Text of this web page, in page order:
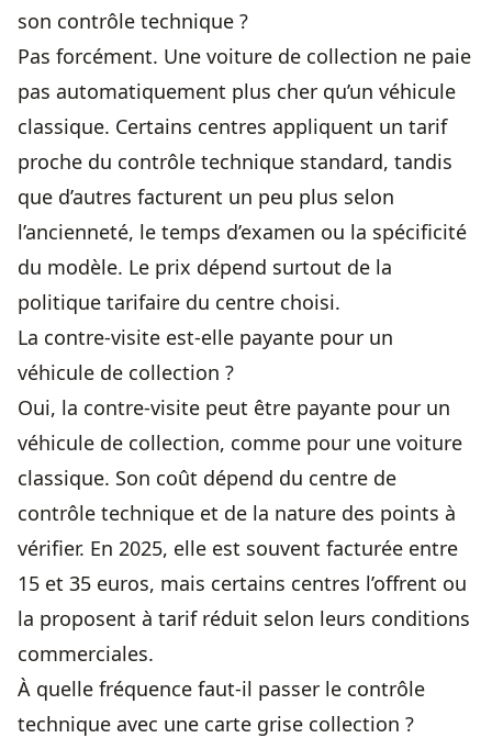
son contrôle technique ?
Pas forcément. Une voiture de collection ne paie
pas automatiquement plus cher qu’un véhicule
classique. Certains centres appliquent un tarif
proche du contrôle technique standard, tandis
que d’autres facturent un peu plus selon
l’ancienneté, le temps d’examen ou la spécificité
du modèle. Le prix dépend surtout de la
politique tarifaire du centre choisi.
La contre-visite est-elle payante pour un
véhicule de collection ?
Oui, la contre-visite peut être payante pour un
véhicule de collection, comme pour une voiture
classique. Son coût dépend du centre de
contrôle technique et de la nature des points à
vérifier. En 2025, elle est souvent facturée entre
15 et 35 euros, mais certains centres l’offrent ou
la proposent à tarif réduit selon leurs conditions
commerciales.
À quelle fréquence faut-il passer le contrôle
technique avec une carte grise collection ?